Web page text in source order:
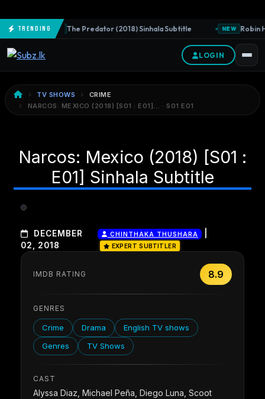
TrendingNEW The Predator (2018) Sinhala Subtitle NEW Robin
LOGIN
TV SHOWS
CRIME
NARCOS: MEXICO (2018) [S01 : E01]… · S01 E01
Narcos: Mexico (2018) [S01 :
E01] Sinhala Subtitle
DECEMBER
02, 2018
CHINTHAKA THUSHARA
EXPERT SUBTITLER
IMDB RATING 8.9
GENRES
Crime Drama
English TV shows
Genres
TV Shows
CAST
Alyssa Diaz, Michael Peña, Diego Luna, Scoot